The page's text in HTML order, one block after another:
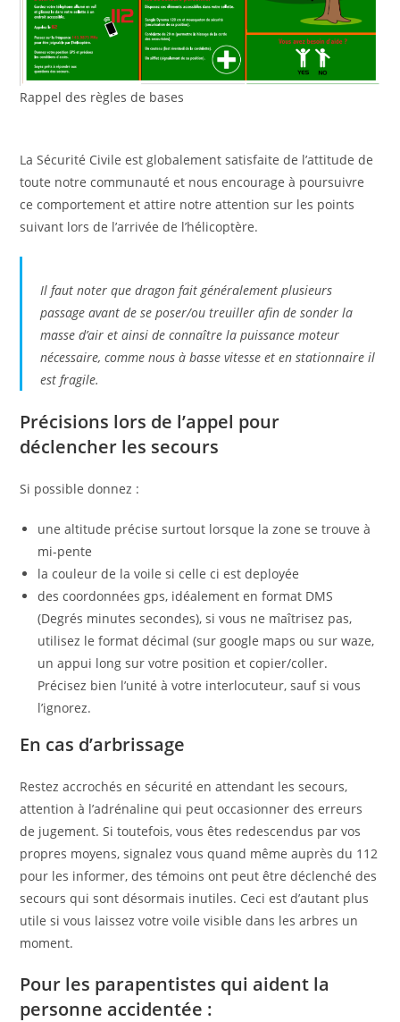
Rappel des règles de bases
La Sécurité Civile est globalement satisfaite de l’attitude de
toute notre communauté et nous encourage à poursuivre
ce comportement et attire notre attention sur les points
suivant lors de l’arrivée de l’hélicoptère.
Il faut noter que dragon fait généralement plusieurs
passage avant de se poser/ou treuiller afin de sonder la
masse d’air et ainsi de connaître la puissance moteur
nécessaire, comme nous à basse vitesse et en stationnaire il
est fragile.
Précisions lors de l’appel pour
déclencher les secours
Si possible donnez :
une altitude précise surtout lorsque la zone se trouve à
mi-pente
la couleur de la voile si celle ci est deployée
des coordonnées gps, idéalement en format DMS
(Degrés minutes secondes), si vous ne maîtrisez pas,
utilisez le format décimal (sur google maps ou sur waze,
un appui long sur votre position et copier/coller.
Précisez bien l’unité à votre interlocuteur, sauf si vous
l’ignorez.
En cas d’arbrissage
Restez accrochés en sécurité en attendant les secours,
attention à l’adrénaline qui peut occasionner des erreurs
de jugement. Si toutefois, vous êtes redescendus par vos
propres moyens, signalez vous quand même auprès du 112
pour les informer, des témoins ont peut être déclenché des
secours qui sont désormais inutiles. Ceci est d’autant plus
utile si vous laissez votre voile visible dans les arbres un
moment.
Pour les parapentistes qui aident la
personne accidentée :